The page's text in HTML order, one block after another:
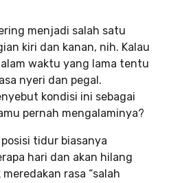
menjadi salah satu
kiri dan kanan, nih. Kalau
waktu yang lama tentu
nyeri dan pegal.
kondisi ini sebagai
pernah mengalaminya?
tidur biasanya
hari dan akan hilang
rasa “salah